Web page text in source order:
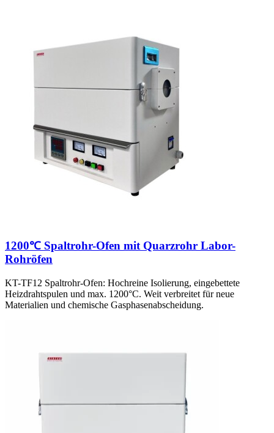
1200℃ Spaltrohr-Ofen mit Quarzrohr Labor-
Rohröfen
KT-TF12 Spaltrohr-Ofen: Hochreine Isolierung, eingebettete
Heizdrahtspulen und max. 1200°C. Weit verbreitet für neue
Materialien und chemische Gasphasenabscheidung.